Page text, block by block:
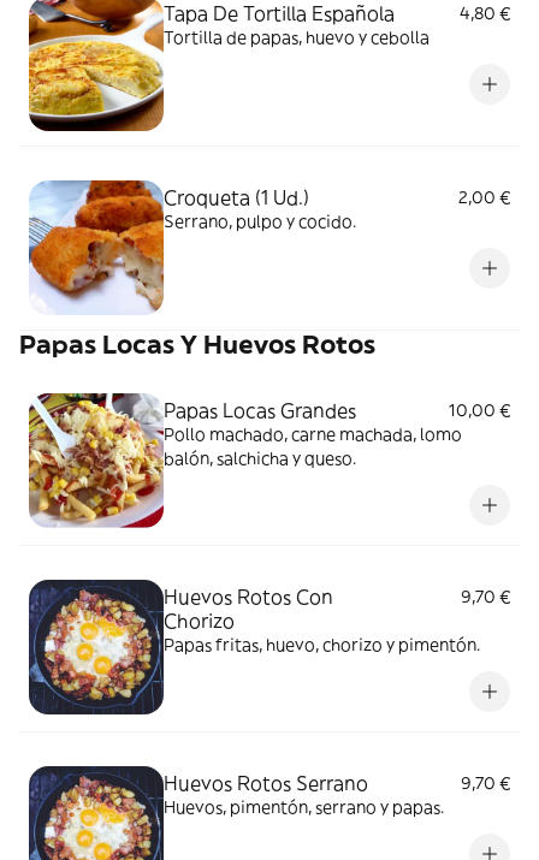
Tapa De Tortilla Española
4,80 €
Tortilla de papas, huevo y cebolla
Croqueta (1 Ud.)
2,00 €
Serrano, pulpo y cocido.
Papas Locas Y Huevos Rotos
Papas Locas Grandes
10,00 €
Pollo machado, carne machada, lomo
balón, salchicha y queso.
Huevos Rotos Con
Chorizo
9,70 €
Papas fritas, huevo, chorizo y pimentón.
Huevos Rotos Serrano
9,70 €
Huevos, pimentón, serrano y papas.